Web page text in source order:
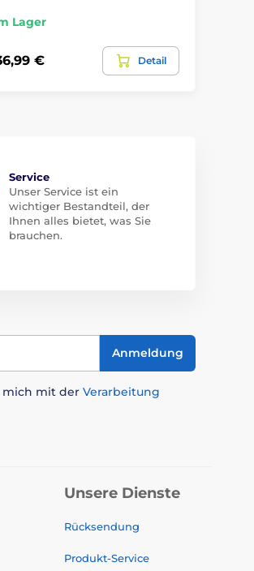
Lager
€ Detail
Service
Unser Service ist ein
wichtiger Bestandteil, der
Ihnen alles bietet, was Sie
brauchen.
Anmeldung
mich mit der Verarbeitung
Unsere Dienste
Rücksendung
Produkt-Service